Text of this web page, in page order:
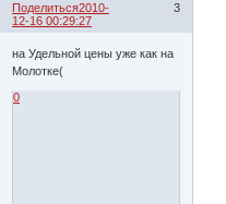
Поделиться 3
2010-
12-16 00:29:27
на Удельной цены уже как на
Молотке(
0